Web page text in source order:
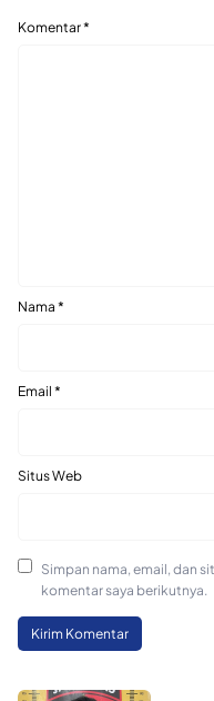
Komentar*
Nama *
Email *
Situs Web
Simpan nama, email, dan
komentar saya berikutnya.